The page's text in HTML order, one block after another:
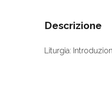
Descrizione
Liturgia: